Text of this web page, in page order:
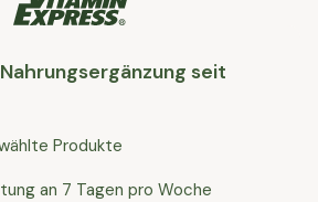
seit
Produkte
an 7 Tagen pro Woche